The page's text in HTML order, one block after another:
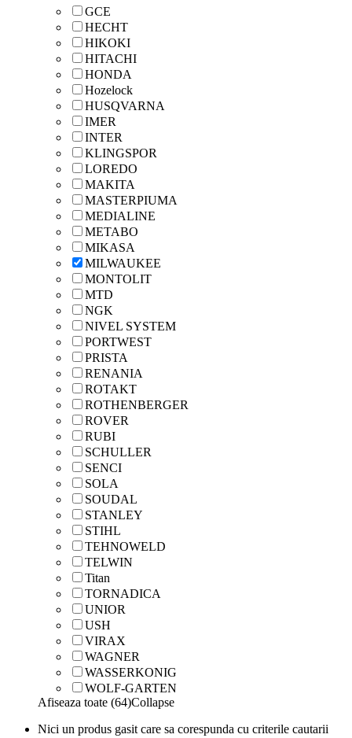
GCE
HECHT
HIKOKI
HITACHI
HONDA
Hozelock
HUSQVARNA
IMER
INTER
KLINGSPOR
LOREDO
MAKITA
MASTERPIUMA
MEDIALINE
METABO
MIKASA
MILWAUKEE
MONTOLIT
MTD
NGK
NIVEL SYSTEM
PORTWEST
PRISTA
RENANIA
ROTAKT
ROTHENBERGER
ROVER
RUBI
SCHULLER
SENCI
SOLA
SOUDAL
STANLEY
STIHL
TEHNOWELD
TELWIN
Titan
TORNADICA
UNIOR
USH
VIRAX
WAGNER
WASSERKONIG
WOLF-GARTEN
Afiseaza toate (64)Collapse
Nici un produs gasit care sa corespunda cu criterile cautarii